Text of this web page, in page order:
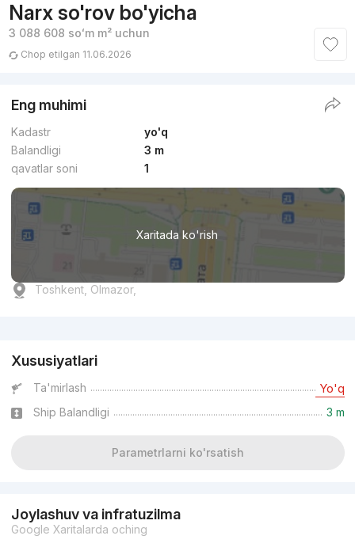
Narx so'rov bo'yicha
3 088 608 soʻmm² uchun
Chop etilgan 11.06.2026
Eng muhimi
Kadastr
yo'q
Balandligi
3 m
qavatlar soni
1
Xaritada ko'rish
Toshkent, Olmazor,
Xususiyatlari
Ta'mirlash Yo'q
Ship Balandligi 3 m
Parametrlarni ko'rsatish
Joylashuv va infratuzilma
Google Xaritalarda oching